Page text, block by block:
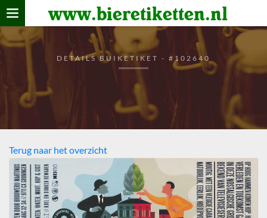
www.bieretiketten.nl
Home
verzamelen
De bierkaart
Bezoekers
DETAILS BUIKETIKET - #102640
Terug naar het overzicht